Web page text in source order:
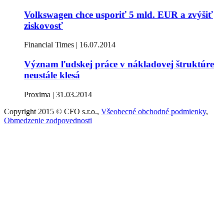
Volkswagen chce usporiť 5 mld. EUR a zvýšiť
ziskovosť
Financial Times | 16.07.2014
Význam ľudskej práce v nákladovej štruktúre
neustále klesá
Proxima | 31.03.2014
Copyright 2015 © CFO s.r.o., Všeobecné obchodné podmienky,
Obmedzenie zodpovednosti